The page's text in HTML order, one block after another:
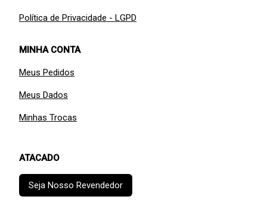
Política de Privacidade - LGPD
MINHA CONTA
Meus Pedidos
Meus Dados
Minhas Trocas
ATACADO
Seja Nosso Revendedor